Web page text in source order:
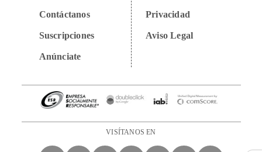
Contáctanos
Suscripciones
Anúnciate
Privacidad
Aviso Legal
VISÍTANOS EN